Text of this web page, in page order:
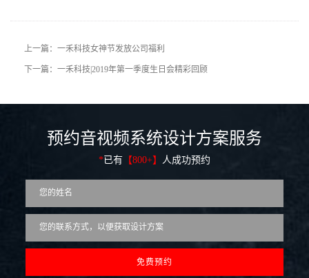
上一篇：一禾科技女神节发放公司福利
下一篇：一禾科技|2019年第一季度生日会精彩回顾
预约音视频系统设计方案服务
*已有 【800+】 人成功预约